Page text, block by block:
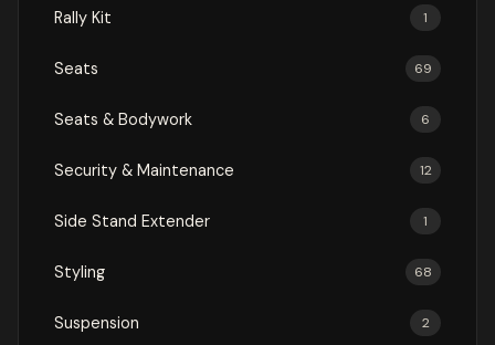
Rally Kit 1
Seats 69
Seats & Bodywork 6
Security & Maintenance 12
Side Stand Extender 1
Styling 68
Suspension 2